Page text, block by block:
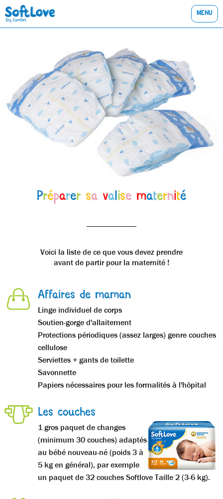
MENU
Préparer sa valise maternité
Voici la liste de ce que vous devez prendre
avant de partir pour la maternité !
Affaires de maman
Linge individuel de corps
Soutien-gorge d'allaitement
Protections périodiques (assez larges) genre couches
cellulose
Serviettes + gants de toilette
Savonnette
Papiers nécessaires pour les formalités à l'hôpital
Les couches
1 gros paquet de changes
(minimum 30 couches) adaptés
au bébé nouveau-né (poids 3 à
5 kg en général), par exemple
un paquet de 32 couches Softlove Taille 2 (3-6 kg).